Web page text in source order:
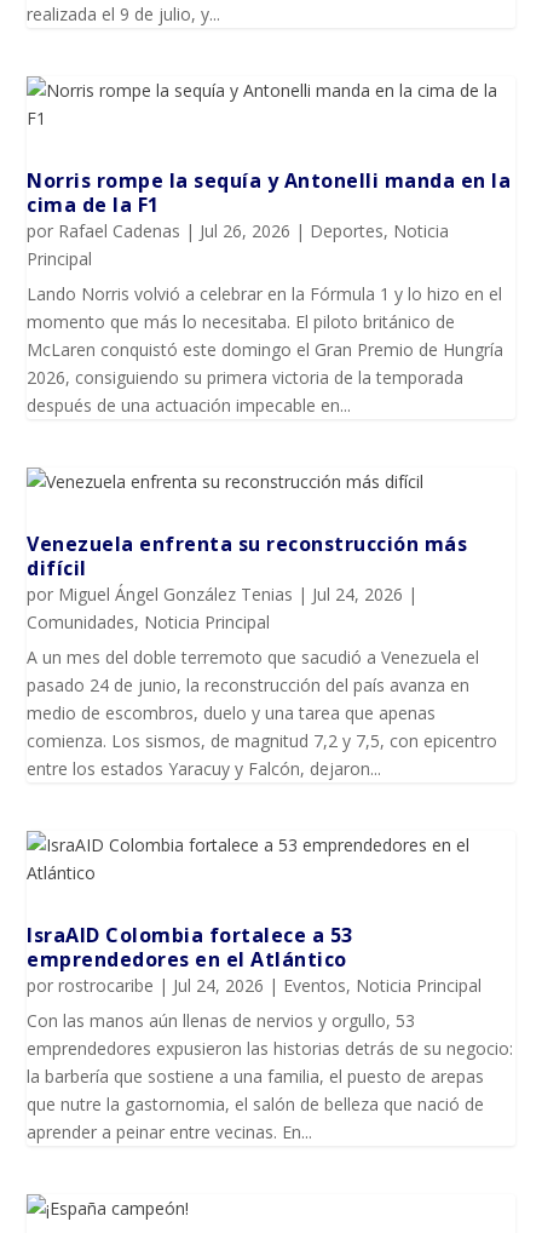
realizada el 9 de julio, y...
Norris rompe la sequía y Antonelli manda en la
cima de la F1
por Rafael Cadenas | Jul 26, 2026 | Deportes, Noticia
Principal
Lando Norris volvió a celebrar en la Fórmula 1 y lo hizo en el
momento que más lo necesitaba. El piloto británico de
McLaren conquistó este domingo el Gran Premio de Hungría
2026, consiguiendo su primera victoria de la temporada
después de una actuación impecable en...
Venezuela enfrenta su reconstrucción más
difícil
por Miguel Ángel González Tenias | Jul 24, 2026 |
Comunidades, Noticia Principal
A un mes del doble terremoto que sacudió a Venezuela el
pasado 24 de junio, la reconstrucción del país avanza en
medio de escombros, duelo y una tarea que apenas
comienza. Los sismos, de magnitud 7,2 y 7,5, con epicentro
entre los estados Yaracuy y Falcón, dejaron...
IsraAID Colombia fortalece a 53
emprendedores en el Atlántico
porrostrocaribe | Jul 24, 2026 | Eventos, Noticia Principal
Con las manos aún llenas de nervios y orgullo, 53
emprendedores expusieron las historias detrás de su negocio:
la barbería que sostiene a una familia, el puesto de arepas
que nutre la gastornomia, el salón de belleza que nació de
aprender a peinar entre vecinas. En...